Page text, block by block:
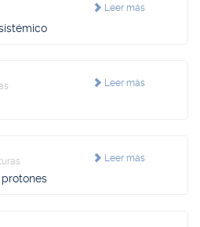
Leer más
Leer más
Leer más